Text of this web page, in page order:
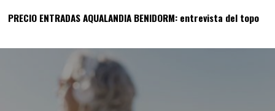
PRECIO ENTRADAS AQUALANDIA BENIDORM: entrevista del topo